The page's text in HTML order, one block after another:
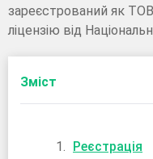
зареєстрований як
ліцензію від
Зміст
Реєстрація